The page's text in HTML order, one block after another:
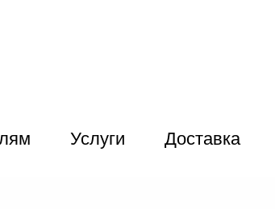
Услуги Доставка